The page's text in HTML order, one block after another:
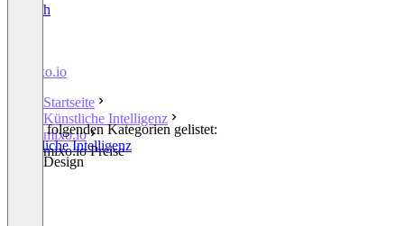
English
mixo.io
Startseite
Künstliche Intelligenz
mixo.io
mixo.io Preise
In den folgenden Kategorien gelistet:
Künstliche Intelligenz
Other Design